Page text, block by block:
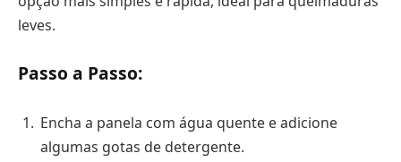
leves.
Passo a Passo:
Encha a panela com água quente e adicione
algumas gotas de detergente.